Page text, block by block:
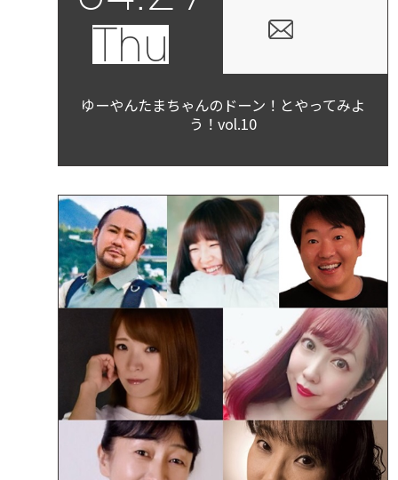
Thu
ゆーやんたまちゃんのドーン！とやってみよ
う！vol.10